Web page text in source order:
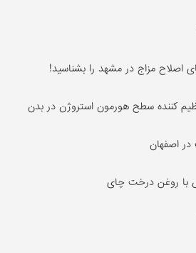
کننده سطح هورمون استروژن در بدن
در اصفهان
با روغن درخت چای